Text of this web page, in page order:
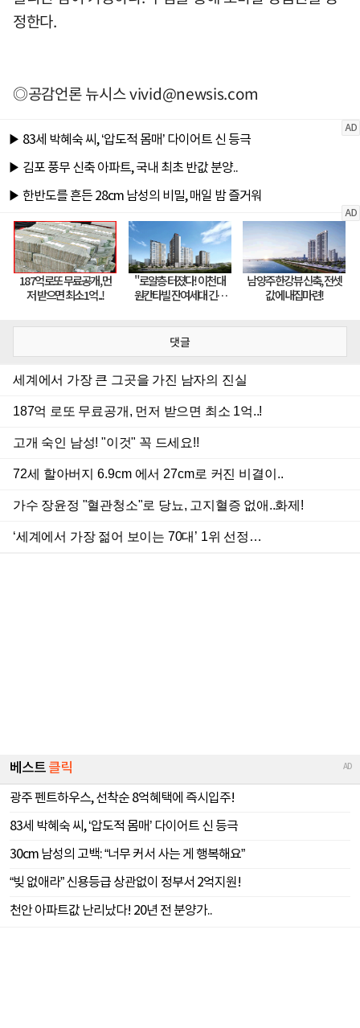
정한다.
◎공감언론 뉴시스vivid@newsis.com
댓글